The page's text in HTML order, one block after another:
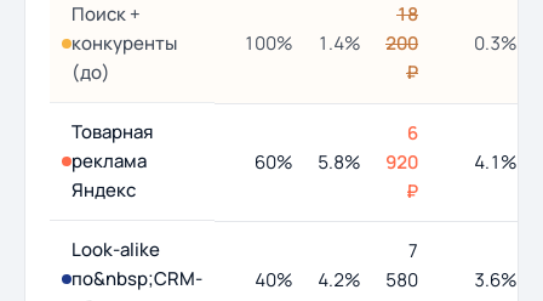
Поиск +
конкуренты
(до)
100% 1.4%
18
200
₽
0.3%
Товарная
реклама
Яндекс
60% 5.8%
6
920
₽
4.1%
Look-alike
по&nbsp;CRM-
40% 4.2%
7
580
3.6%